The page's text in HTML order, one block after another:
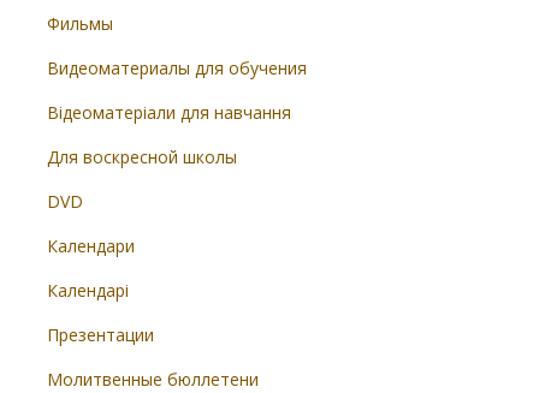
Фильмы
Видеоматериалы для обучения
Відеоматеріали для навчання
Для воскресной школы
DVD
Календари
Календарі
Презентации
Молитвенные бюллетени